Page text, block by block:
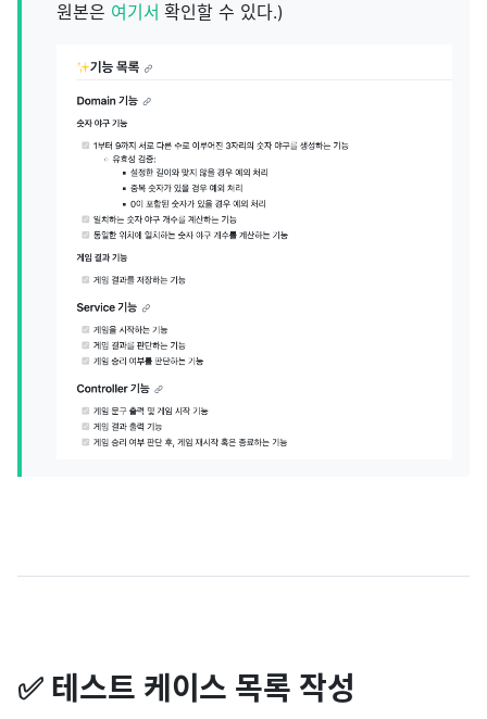
원본은 여기서 확인할 수 있다.)
✅ 테스트 케이스 목록 작성